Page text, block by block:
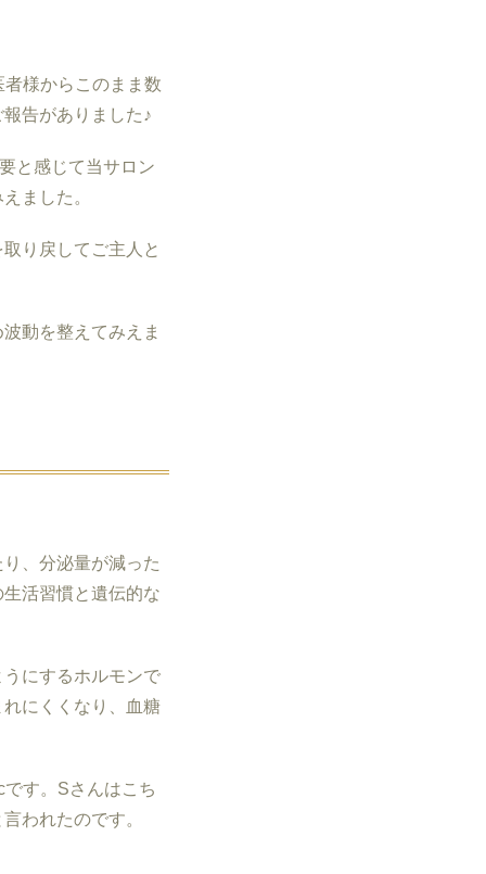
様からこのまま数
告がありました♪
と感じて当サロン
ました。
り戻してご主人と
動を整えてみえま
、分泌量が減った
活習慣と遺伝的な
にするホルモンで
にくくなり、血糖
です。Sさんはこち
われたのです。